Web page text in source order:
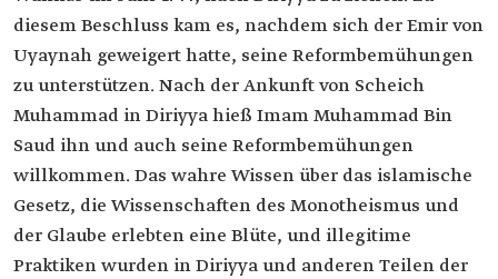
diesem Beschluss kam es, nachdem sich der Emir von
Uyaynah geweigert hatte, seine Reformbemühungen
zu unterstützen. Nach der Ankunft von Scheich
Muhammad in Diriyya hieß Imam Muhammad Bin
Saud ihn und auch seine Reformbemühungen
willkommen. Das wahre Wissen über das islamische
Gesetz, die Wissenschaften des Monotheismus und
der Glaube erlebten eine Blüte, und illegitime
Praktiken wurden in Diriyya und anderen Teilen der